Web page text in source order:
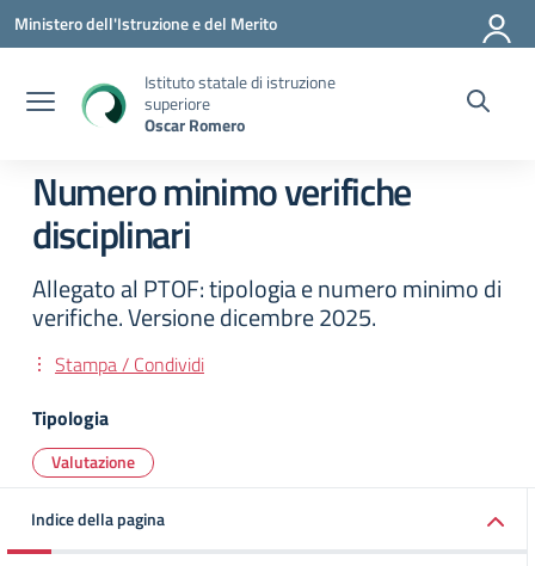
Vai ai contenuti
Vai al menu di navigazione
Vai al footer
Ministero dell'Istruzione e del Merito
Istituto statale di istruzione
superiore
Oscar Romero
Numero minimo verifiche
disciplinari
Allegato al PTOF: tipologia e numero minimo di
verifiche. Versione dicembre 2025.
Stampa / Condividi
Tipologia
Valutazione
Indice della pagina